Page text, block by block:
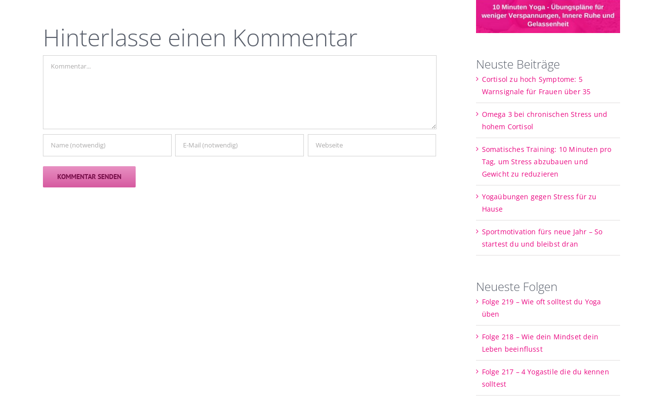
Hinterlasse einen Kommentar
Neuste Beiträge
Cortisol zu hoch Symptome: 5
Warnsignale für Frauen über 35
Omega 3 bei chronischen Stress und
hohem Cortisol
Somatisches Training: 10 Minuten pro
Tag, um Stress abzubauen und
Gewicht zu reduzieren
Yogaübungen gegen Stress für zu
Hause
Sportmotivation fürs neue Jahr – So
startest du und bleibst dran
Neueste Folgen
Folge 219 – Wie oft solltest du Yoga
üben
Folge 218 – Wie dein Mindset dein
Leben beeinflusst
Folge 217 – 4 Yogastile die du kennen
solltest